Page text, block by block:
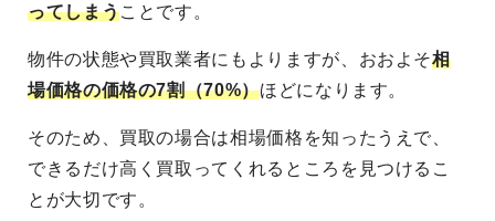
ってしまうことです。
物件の状態や買取業者にもよりますが、おおよそ相
場価格の価格の7割（70%）ほどになります。
そのため、買取の場合は相場価格を知ったうえで、
できるだけ高く買取ってくれるところを見つけるこ
とが大切です。